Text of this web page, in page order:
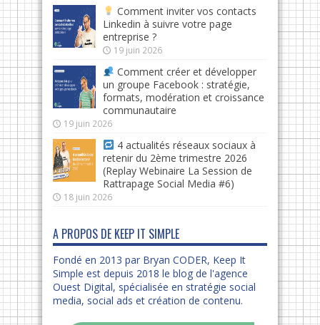
Comment inviter vos contacts
Linkedin à suivre votre page
entreprise ?
19 juin 2026
Comment créer et développer
un groupe Facebook : stratégie,
formats, modération et croissance
communautaire
19 juin 2026
4 actualités réseaux sociaux à
retenir du 2ème trimestre 2026
(Replay Webinaire La Session de
Rattrapage Social Media #6)
18 juin 2026
A PROPOS DE KEEP IT SIMPLE
Fondé en 2013 par Bryan CODER, Keep It
Simple est depuis 2018 le blog de l'agence
Ouest Digital, spécialisée en stratégie social
media, social ads et création de contenu.